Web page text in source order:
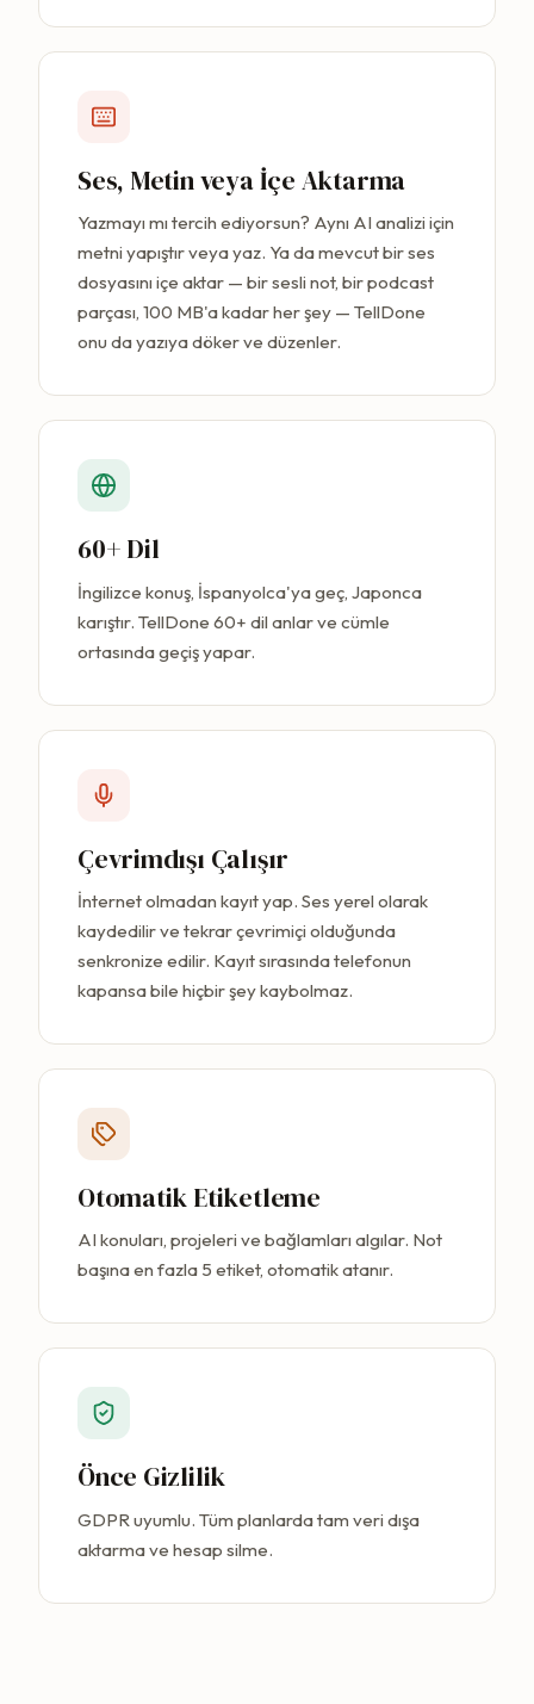
Ses, Metin veya İçe Aktarma
Yazmayı mı tercih ediyorsun? Aynı AI analizi için
metni yapıştır veya yaz. Ya da mevcut bir ses
dosyasını içe aktar — bir sesli not, bir podcast
parçası, 100 MB'a kadar her şey — TellDone
onu da yazıya döker ve düzenler.
60+ Dil
İngilizce konuş, İspanyolca'ya geç, Japonca
karıştır. TellDone 60+ dil anlar ve cümle
ortasında geçiş yapar.
Çevrimdışı Çalışır
İnternet olmadan kayıt yap. Ses yerel olarak
kaydedilir ve tekrar çevrimiçi olduğunda
senkronize edilir. Kayıt sırasında telefonun
kapansa bile hiçbir şey kaybolmaz.
Otomatik Etiketleme
AI konuları, projeleri ve bağlamları algılar. Not
başına en fazla 5 etiket, otomatik atanır.
Önce Gizlilik
GDPR uyumlu. Tüm planlarda tam veri dışa
aktarma ve hesap silme.